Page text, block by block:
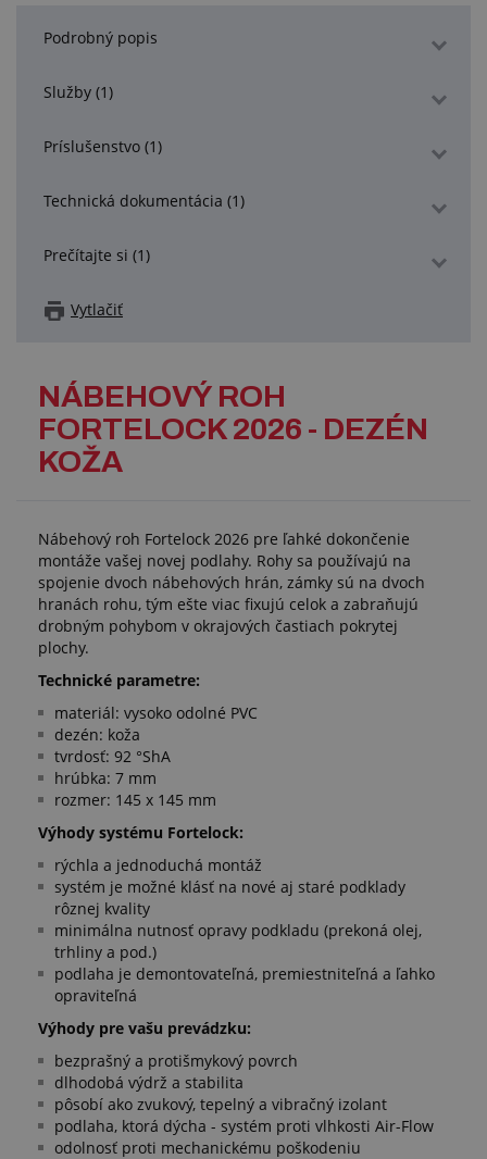
Podrobný popis
Služby (1)
Príslušenstvo (1)
Technická dokumentácia (1)
Prečítajte si (1)
Vytlačiť
NÁBEHOVÝ ROH
FORTELOCK 2026 - DEZÉN
KOŽA
Nábehový roh Fortelock 2026 pre ľahké dokončenie
montáže vašej novej podlahy. Rohy sa používajú na
spojenie dvoch nábehových hrán, zámky sú na dvoch
hranách rohu, tým ešte viac fixujú celok a zabraňujú
drobným pohybom v okrajových častiach pokrytej
plochy.
Technické parametre:
materiál: vysoko odolné PVC
dezén: koža
tvrdosť: 92 °ShA
hrúbka: 7 mm
rozmer: 145 x 145 mm
Výhody systému Fortelock:
rýchla a jednoduchá montáž
systém je možné klásť na nové aj staré podklady
rôznej kvality
minimálna nutnosť opravy podkladu (prekoná olej,
trhliny a pod.)
podlaha je demontovateľná, premiestniteľná a ľahko
opraviteľná
Výhody pre vašu prevádzku:
bezprašný a protišmykový povrch
dlhodobá výdrž a stabilita
pôsobí ako zvukový, tepelný a vibračný izolant
podlaha, ktorá dýcha - systém proti vlhkosti Air-Flow
odolnosť proti mechanickému poškodeniu